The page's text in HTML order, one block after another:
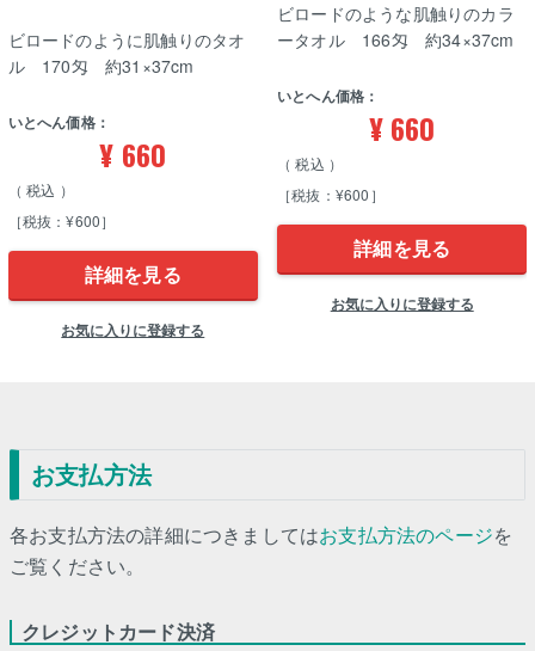
いとへん価格：
¥ 660
税込
［税抜：¥600］
ビロードのように肌触りのタオ
ル 170匁 約31×37cm
詳細を見る
お気に入りに登録する
いとへん価格：
¥660
税込
［税抜：¥600］
ビロードのような肌触りのカラ
ータオル 166匁 約34×37cm
詳細を見る
お気に入りに登録する
お支払方法
各お支払方法の詳細につきましてはお支払方法のページを
ご覧ください。
クレジットカード決済